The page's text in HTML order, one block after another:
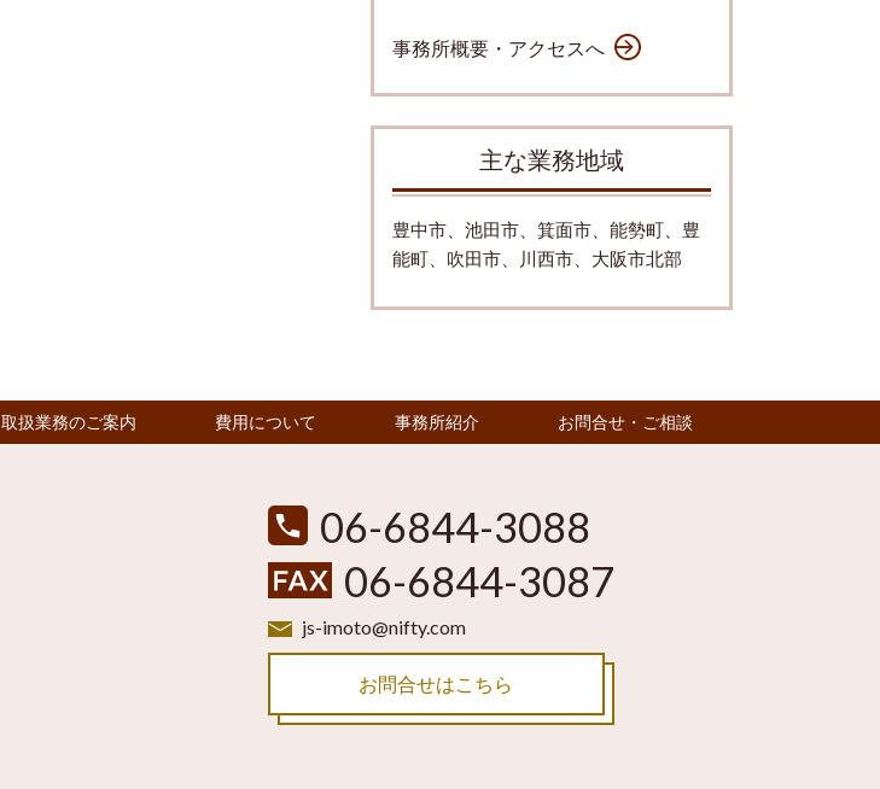
事務所概要・アクセスへ
主な業務地域
豊中市、池田市、箕面市、能勢町、豊
能町、吹田市、川西市、大阪市北部
取扱業務のご案内 費用について 事務所紹介 お問合せ・ご相談
06-6844-3088
06-6844-3087
js-imoto@nifty.com
お問合せはこちら